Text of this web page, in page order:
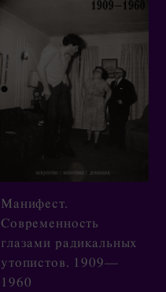
Манифест.
Современность
глазами радикальных
утопистов. 1909—
1960